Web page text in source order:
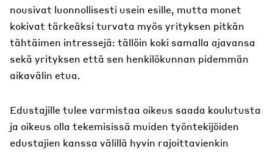
nousivat luonnollisesti usein esille, mutta monet
kokivat tärkeäksi turvata myös yrityksen pitkän
tähtäimen intressejä: tällöin koki samalla ajavansa
sekä yrityksen että sen henkilökunnan pidemmän
aikavälin etua.
Edustajille tulee varmistaa oikeus saada koulutusta
ja oikeus olla tekemisissä muiden työntekijöiden
edustajien kanssa välillä hyvin rajoittavienkin